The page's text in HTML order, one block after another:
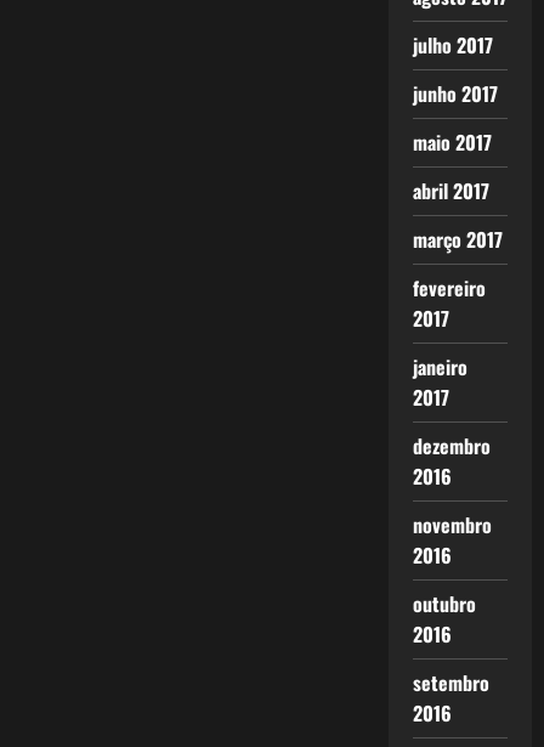
julho 2017
junho 2017
maio 2017
abril 2017
março 2017
fevereiro
2017
janeiro
2017
dezembro
2016
novembro
2016
outubro
2016
setembro
2016